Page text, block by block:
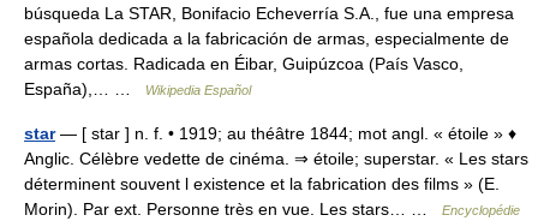
búsqueda La STAR, Bonifacio Echeverría S.A., fue una empresa
española dedicada a la fabricación de armas, especialmente de
armas cortas. Radicada en Éibar, Guipúzcoa (País Vasco,
España),… …
Wikipedia Español
star— [ star ] n. f. • 1919; au théâtre 1844; mot angl. « étoile » ♦
Anglic. Célèbre vedette de cinéma. ⇒ étoile; superstar. « Les stars
déterminent souvent l existence et la fabrication des films » (E.
Morin). Par ext. Personne très en vue. Les stars… …
Encyclopédie